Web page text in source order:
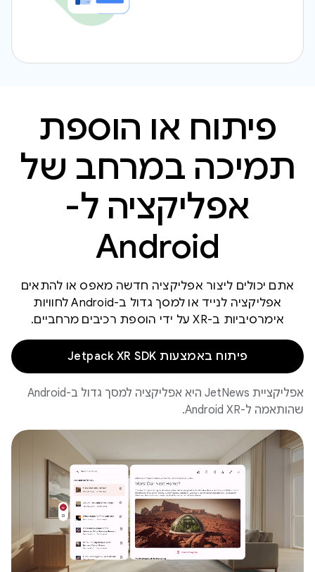
פיתוח או הוספת
תמיכה במרחב של
אפליקציה ל-
Android
אתם יכולים ליצור אפליקציה חדשה מאפס או להתאים
אפליקציה לנייד או למסך גדול ב-Android לחוויות
אימרסיביות ב-XR על ידי הוספת רכיבים מרחביים.
פיתוח באמצעות Jetpack XR SDK
אפליקציית JetNews היא אפליקציה למסך גדול ב-Android
שהותאמה ל-Android XR.